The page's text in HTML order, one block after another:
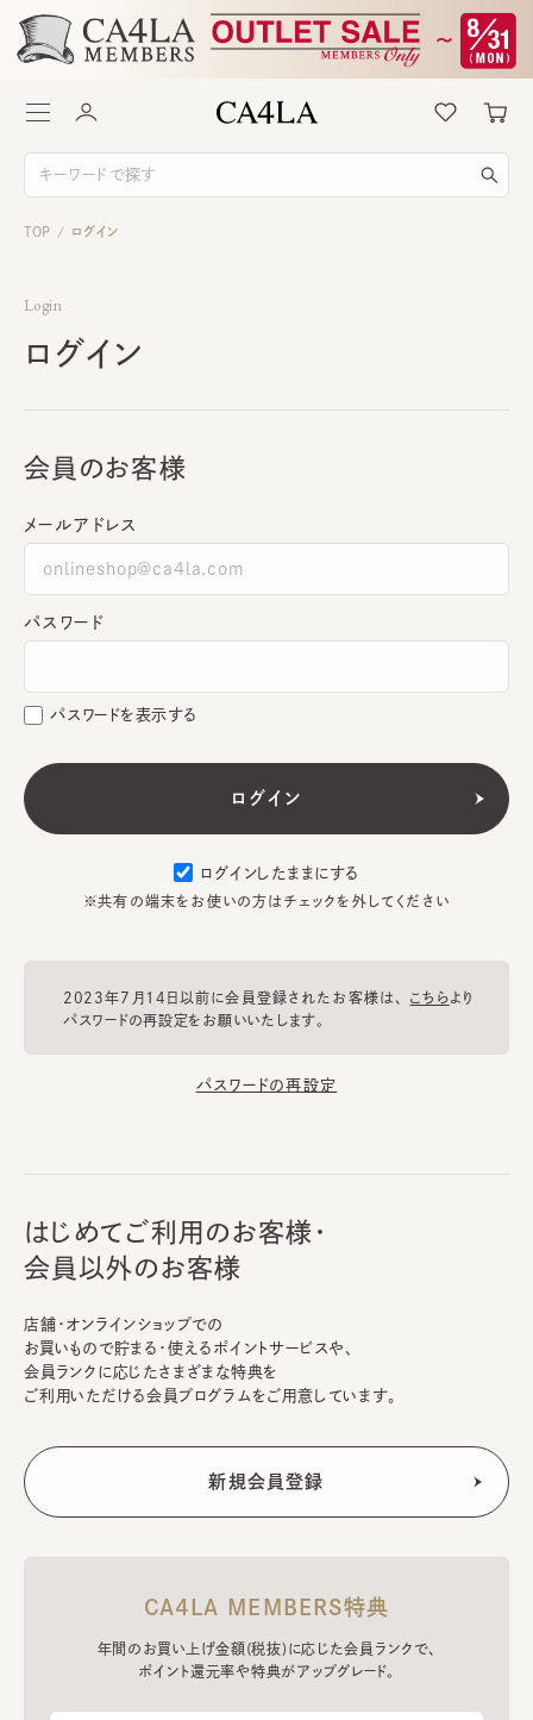
TOP / ログイン
Login
ログイン
会員のお客様
メールアドレス
パスワード
パスワードを表示する
ログインしたままにする
※共有の端末をお使いの方はチェックを外してください
2023年7月14日以前に会員登録されたお客様は、 こちらより
パスワードの再設定をお願いいたします。
パスワードの再設定
はじめてご利用のお客様・
会員以外のお客様
店舗・オンラインショップでの
お買いもので貯まる・使えるポイントサービスや、
会員ランクに応じたさまざまな特典を
ご利用いただける会員プログラムをご用意しています。
CA4LA MEMBERS特典
年間のお買い上げ金額(税抜)に応じた会員ランクで、
ポイント還元率や特典がアップグレード。